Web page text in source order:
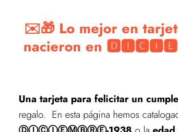
✉️🎁 Lo mejor en
nacieron en
Una tarjeta para felicitar un cumple
regalo. En esta página hemos